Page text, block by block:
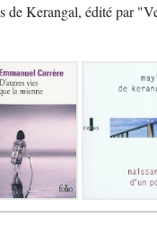
de Kerangal, édité par